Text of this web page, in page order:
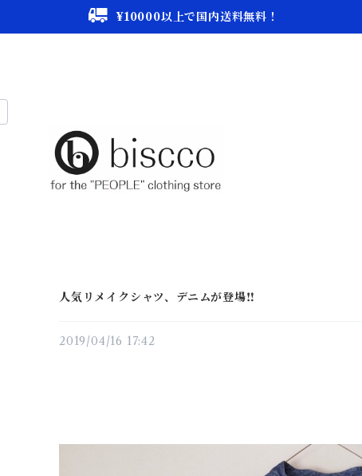
¥10000以上で国内送料無料！
人気リメイクシャツ、デニムが登場‼︎
2019/04/16 17:42